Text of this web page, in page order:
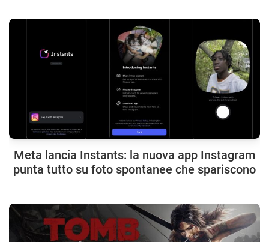
Meta lancia Instants: la nuova app Instagram
punta tutto su foto spontanee che spariscono